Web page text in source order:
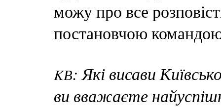
можу про все
постановчою
KВ: Які висави
ви вважаєте